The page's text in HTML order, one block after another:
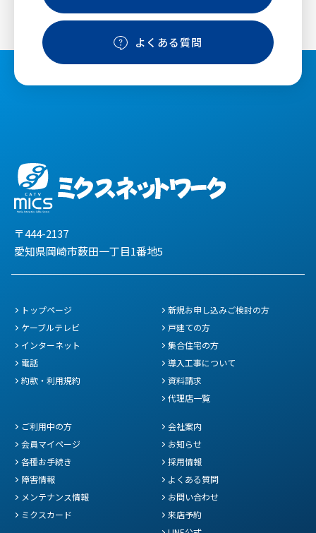
よくある質問
〒444-2137
愛知県岡崎市薮田一丁目1番地5
トップページ
ケーブルテレビ
インターネット
電話
約款・利用規約
新規お申し込みご検討の方
戸建ての方
集合住宅の方
導入工事について
資料請求
代理店一覧
ご利用中の方
会員マイページ
各種お手続き
障害情報
メンテナンス情報
ミクスカード
会社案内
お知らせ
採用情報
よくある質問
お問い合わせ
来店予約